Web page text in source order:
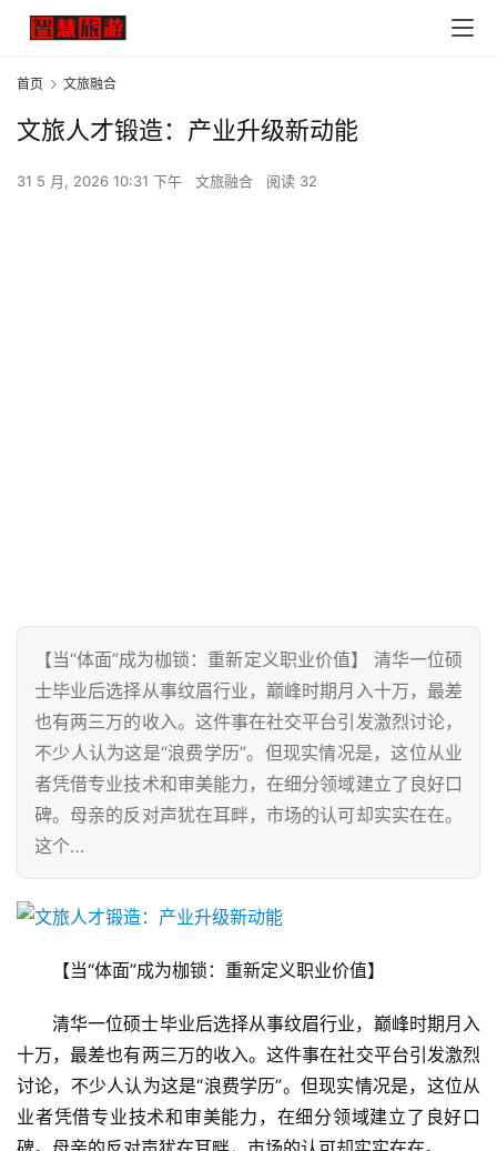
首页 文旅融合
文旅人才锻造：产业升级新动能
31 5 月, 2026 10:31 下午 文旅融合 阅读 32
【当“体面”成为枷锁：重新定义职业价值】 清华一位硕
士毕业后选择从事纹眉行业，巅峰时期月入十万，最差
也有两三万的收入。这件事在社交平台引发激烈讨论，
不少人认为这是“浪费学历”。但现实情况是，这位从业
者凭借专业技术和审美能力，在细分领域建立了良好口
碑。母亲的反对声犹在耳畔，市场的认可却实实在在。
这个…
【当“体面”成为枷锁：重新定义职业价值】
清华一位硕士毕业后选择从事纹眉行业，巅峰时期月入
十万，最差也有两三万的收入。这件事在社交平台引发激烈
讨论，不少人认为这是“浪费学历”。但现实情况是，这位从
业者凭借专业技术和审美能力，在细分领域建立了良好口